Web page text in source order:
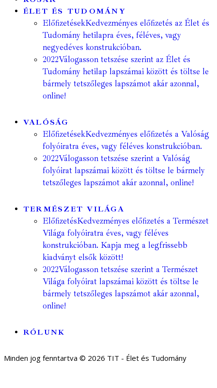
ÉLET ÉS TUDOMÁNY
ElőfizetésekKedvezményes előfizetés az Élet és
Tudomány hetilapra éves, féléves, vagy
negyedéves konstrukcióban.
2022Válogasson tetszése szerint az Élet és
Tudomány hetilap lapszámai között és töltse le
bármely tetszőleges lapszámot akár azonnal,
online!
VALÓSÁG
ElőfizetésekKedvezményes előfizetés a Valóság
folyóiratra éves, vagy féléves konstrukcióban.
2022Válogasson tetszése szerint a Valóság
folyóirat lapszámai között és töltse le bármely
tetszőleges lapszámot akár azonnal, online!
TERMÉSZET VILÁGA
ElőfizetésKedvezményes előfizetés a Természet
Világa folyóiratra éves, vagy féléves
konstrukcióban. Kapja meg a legfrissebb
kiadványt elsők között!
2022Válogasson tetszése szerint a Természet
Világa folyóirat lapszámai között és töltse le
bármely tetszőleges lapszámot akár azonnal,
online!
RÓLUNK
Minden jog fenntartva © 2026 TIT - Élet és Tudomány